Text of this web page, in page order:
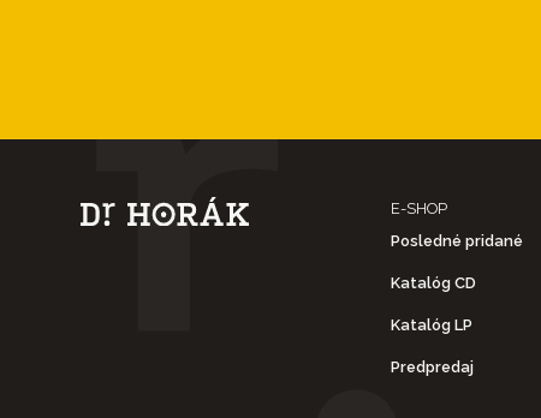
E-SHOP
Posledné pridané
Katalóg CD
Katalóg LP
Predpredaj